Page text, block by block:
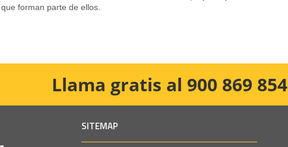
forman parte de ellos.
Llama gratis al 900 869 854
SITEMAP